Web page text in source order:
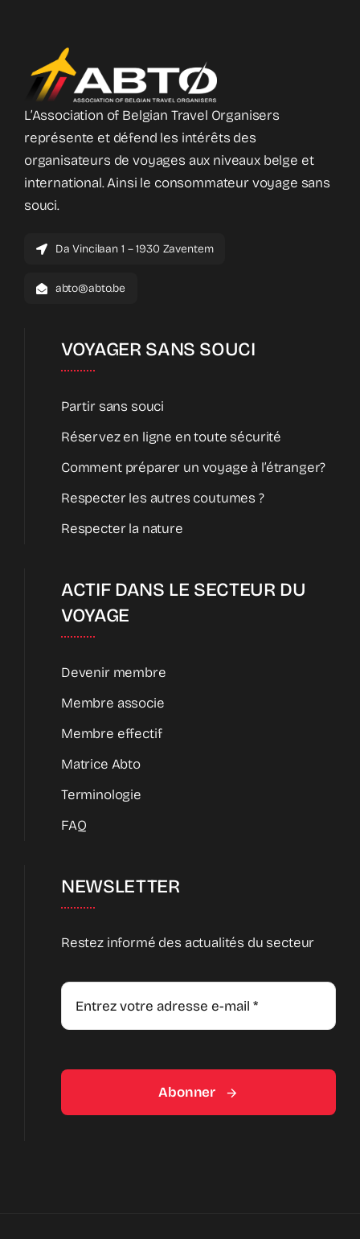
L’Association of Belgian Travel Organisers
représente et défend les intérêts des
organisateurs de voyages aux niveaux belge et
international. Ainsi le consommateur voyage sans
souci.
Da Vincilaan 1 – 1930 Zaventem
abto@abto.be
VOYAGER SANS SOUCI
Partir sans souci
Réservez en ligne en toute sécurité
Comment préparer un voyage à l’étranger?
Respecter les autres coutumes ?
Respecter la nature
ACTIF DANS LE SECTEUR DU
VOYAGE
Devenir membre
Membre associe
Membre effectif
Matrice Abto
Terminologie
FAQ
NEWSLETTER
Restez informé des actualités du secteur
Abonner